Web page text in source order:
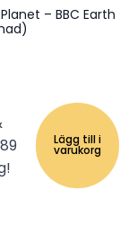
– BBC Earth
Lägg till i
varukorg